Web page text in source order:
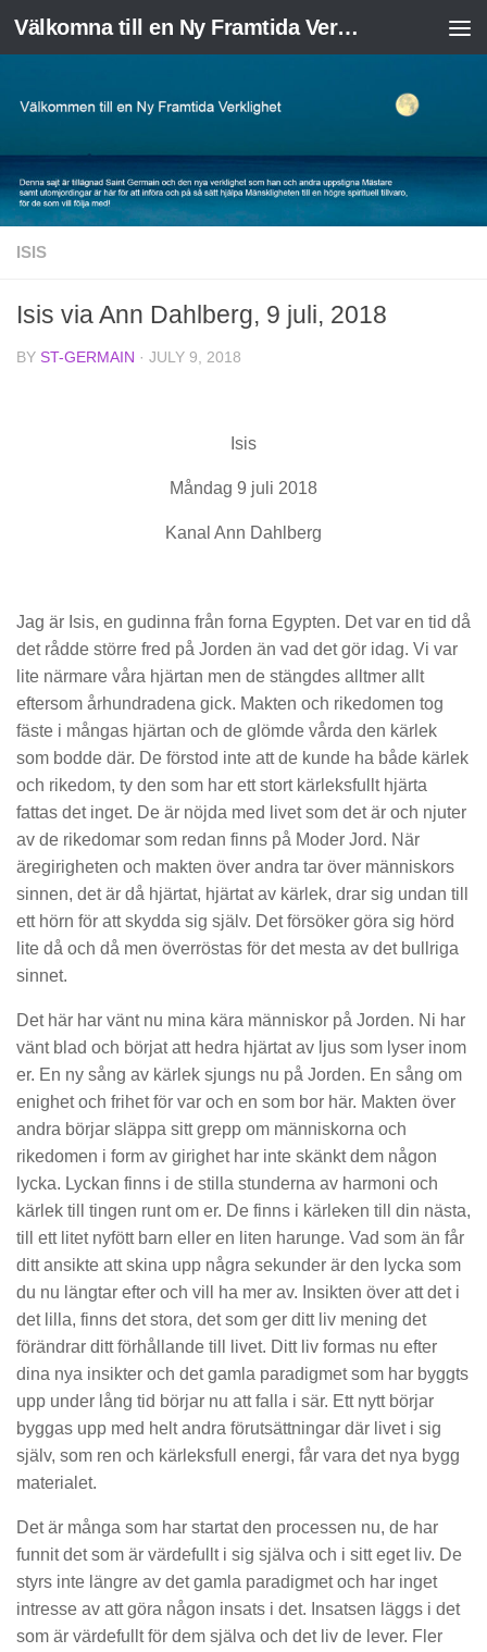
Skip to content Välkomna till en Ny Framtida Verklighet
ISIS
Isis via Ann Dahlberg, 9 juli, 2018
BY ST-GERMAIN · JULY 9, 2018
Isis
Måndag 9 juli 2018
Kanal Ann Dahlberg
Jag är Isis, en gudinna från forna Egypten. Det var en tid då
det rådde större fred på Jorden än vad det gör idag. Vi var
lite närmare våra hjärtan men de stängdes alltmer allt
eftersom århundradena gick. Makten och rikedomen tog
fäste i mångas hjärtan och de glömde vårda den kärlek
som bodde där. De förstod inte att de kunde ha både kärlek
och rikedom, ty den som har ett stort kärleksfullt hjärta
fattas det inget. De är nöjda med livet som det är och njuter
av de rikedomar som redan finns på Moder Jord. När
äregirigheten och makten över andra tar över människors
sinnen, det är då hjärtat, hjärtat av kärlek, drar sig undan till
ett hörn för att skydda sig själv. Det försöker göra sig hörd
lite då och då men överröstas för det mesta av det bullriga
sinnet.
Det här har vänt nu mina kära människor på Jorden. Ni har
vänt blad och börjat att hedra hjärtat av ljus som lyser inom
er. En ny sång av kärlek sjungs nu på Jorden. En sång om
enighet och frihet för var och en som bor här. Makten över
andra börjar släppa sitt grepp om människorna och
rikedomen i form av girighet har inte skänkt dem någon
lycka. Lyckan finns i de stilla stunderna av harmoni och
kärlek till tingen runt om er. De finns i kärleken till din nästa,
till ett litet nyfött barn eller en liten harunge. Vad som än får
ditt ansikte att skina upp några sekunder är den lycka som
du nu längtar efter och vill ha mer av. Insikten över att det i
det lilla, finns det stora, det som ger ditt liv mening det
förändrar ditt förhållande till livet. Ditt liv formas nu efter
dina nya insikter och det gamla paradigmet som har byggts
upp under lång tid börjar nu att falla i sär. Ett nytt börjar
byggas upp med helt andra förutsättningar där livet i sig
själv, som ren och kärleksfull energi, får vara det nya bygg
materialet.
Det är många som har startat den processen nu, de har
funnit det som är värdefullt i sig själva och i sitt eget liv. De
styrs inte längre av det gamla paradigmet och har inget
intresse av att göra någon insats i det. Insatsen läggs i det
som är värdefullt för dem själva och det liv de lever. Fler